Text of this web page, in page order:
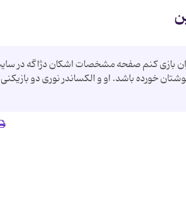
بازى كنم صفحه مشخصات اشکان دژاگه در
خورده باشد. او و الكساندر نورى دو